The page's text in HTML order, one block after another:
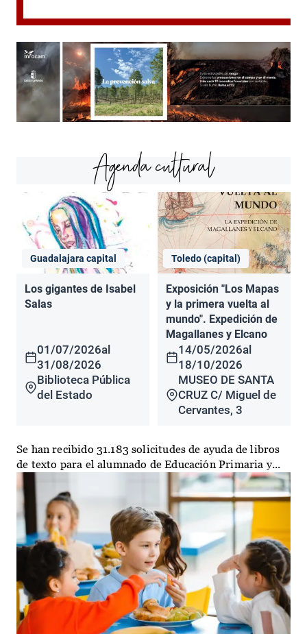
Agenda cultural
Guadalajara capital
Los gigantes de Isabel
Salas
01/07/2026al
31/08/2026
Biblioteca Pública
del Estado
Toledo (capital)
Exposición "Los Mapas
y la primera vuelta al
mundo". Expedición de
Magallanes y Elcano
14/05/2026al
18/10/2026
MUSEO DE SANTA
CRUZ C/ Miguel de
Cervantes, 3
Se han recibido 31.183 solicitudes de ayuda de libros
de texto para el alumnado de Educación Primaria y...